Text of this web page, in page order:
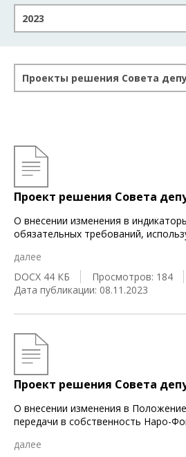
2023
Проекты решения Совета
Проект решения Совета
О внесении изменения в
обязательных требований,
далее
DOCX 44 КБ
Просмотров: 184
Дата публикации: 08.11.2023
Проект решения Совета
О внесении изменения в
передачи в собственность Наро-
далее